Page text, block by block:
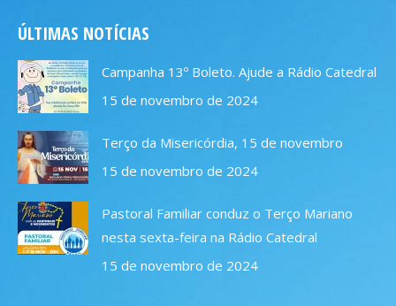
opens
in
new
window
opens
in
new
window
opens
in
new
window
opens
new
window
ÚLTIMAS NOTÍCIAS
Campanha 13º Boleto. Ajude a Rádio Catedral
15 de novembro de 2024
Terço da Misericórdia, 15 de novembro
15 de novembro de 2024
Pastoral Familiar conduz o Terço Mariano
nesta sexta-feira na Rádio Catedral
15 de novembro de 2024